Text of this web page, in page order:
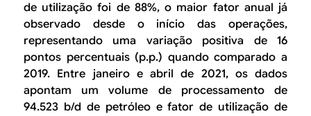
de utilização foi de 88%, o maior fator anual já
observado desde o início das operações,
representando uma variação positiva de 16
pontos percentuais (p.p.) quando comparado a
2019. Entre janeiro e abril de 2021, os dados
apontam um volume de processamento de
94.523 b/d de petróleo e fator de utilização de